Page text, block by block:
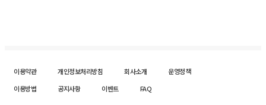
이용약관 개인정보처리방침 회사소개
운영정책
이용방법
공지사항 이벤트 FAQ